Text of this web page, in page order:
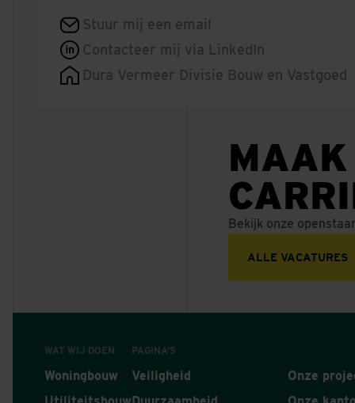
Stuur mij een email
Contacteer mij via LinkedIn
Dura Vermeer Divisie Bouw en Vastgoed
MAAK
Bekijk onze
ALLE VACATURES
WAT WIJ DOEN
Woningbouw
PAGINA'S
Veiligheid
Onze